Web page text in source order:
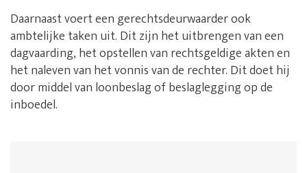
Daarnaast voert een gerechtsdeurwaarder ook
ambtelijke taken uit. Dit zijn het uitbrengen van een
dagvaarding, het opstellen van rechtsgeldige akten en
het naleven van het vonnis van de rechter. Dit doet hij
door middel van loonbeslag of beslaglegging op de
inboedel.